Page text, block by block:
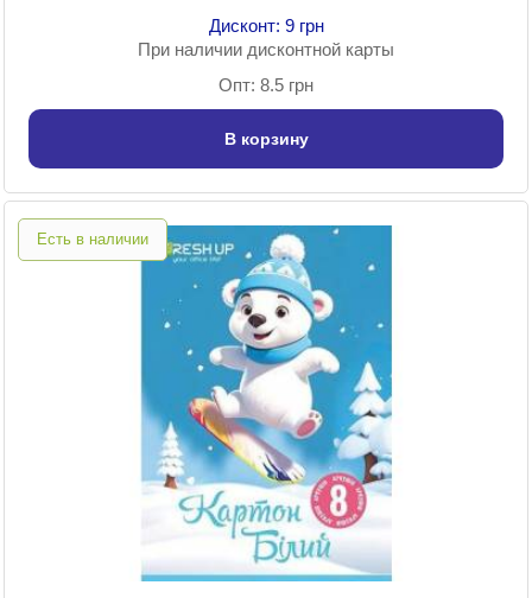
Дисконт: 9 грн
При наличии дисконтной карты
Опт: 8.5 грн
В корзину
Есть в наличии